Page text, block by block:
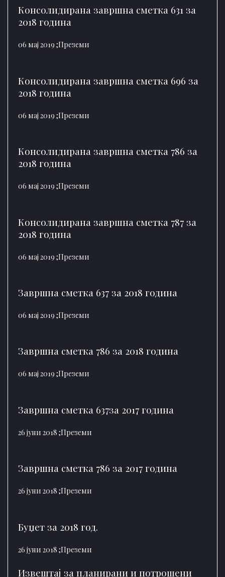
Консолидирана завршна сметка 631 за
2018 година
06 мај 2019 ;Преземи
Консолидирана завршна сметка 696 за
2018 година
06 мај 2019 ;Преземи
Консолидирана завршна сметка 786 за
2018 година
06 мај 2019 ;Преземи
Консолидирана завршна сметка 787 за
2018 година
06 мај 2019 ;Преземи
Завршна сметка 637 за 2018 година
06 мај 2019 ;Преземи
Завршна сметка 786 за 2018 година
06 мај 2019 ;Преземи
Завршна сметка 637за 2017 година
26 јуни 2018 ;Преземи
Завршна сметка 786 за 2017 година
26 јуни 2018 ;Преземи
Буџет за 2018 год.
26 јуни 2018 ;Преземи
Извештај за планирани и потрошени